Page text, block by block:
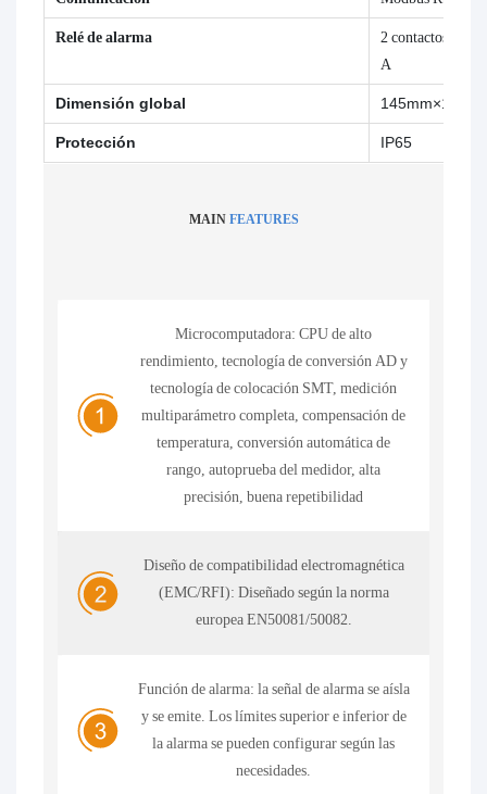
Relé de alarma
2 contactos
A
Dimensión global
Protección IP65
MAIN FEATURES
Microcomputadora: CPU de alto
rendimiento, tecnología de conversión AD y
tecnología de colocación SMT, medición
multiparámetro completa, compensación de
temperatura, conversión automática de
rango, autoprueba del medidor, alta
precisión, buena repetibilidad
Diseño de compatibilidad electromagnética
(EMC/RFI): Diseñado según la norma
europea EN50081/50082.
Función de alarma: la señal de alarma se aísla
y se emite. Los límites superior e inferior de
la alarma se pueden configurar según las
necesidades.